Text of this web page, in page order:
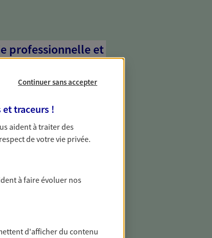
professionnelle et
pour vous proposer des
liés à votre vie privée. Un seul
besoins, ça change tout.
Continuer sans accepter
et traceurs !
aident à traiter des
de votre vie privée.
à faire évoluer nos
d'afficher du contenu